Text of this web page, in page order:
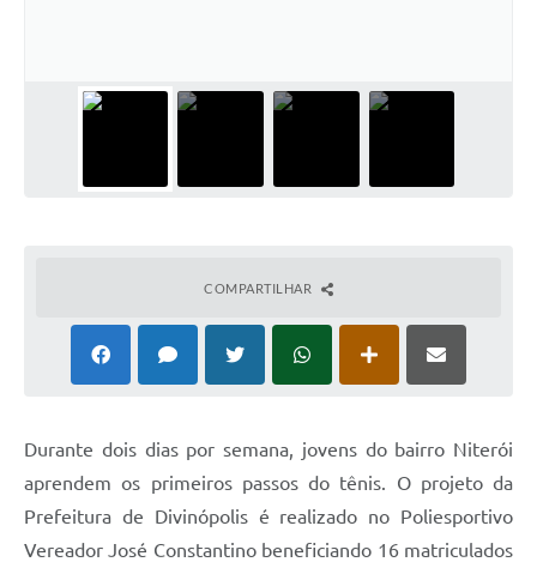
COMPARTILHAR
Durante dois dias por semana, jovens do bairro Niterói
aprendem os primeiros passos do tênis. O projeto da
Prefeitura de Divinópolis é realizado no Poliesportivo
Vereador José Constantino beneficiando 16 matriculados